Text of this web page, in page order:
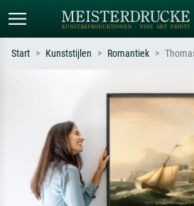
Monet, Sterrennacht, impressionisme,
Hokusai-golf, naakt.
Start Kunststijlen Romantiek